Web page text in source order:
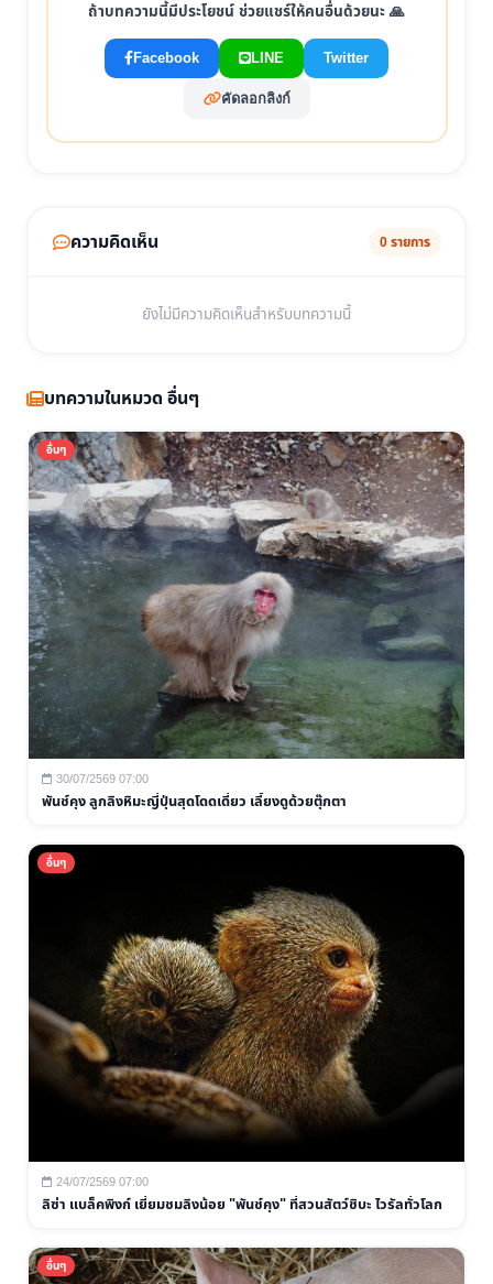
ถ้าบทความนี้มีประโยชน์ ช่วยแชร์ให้คนอื่นด้วยนะ 🙏
Facebook LINE Twitter
คัดลอกลิงก์
ความคิดเห็น 0 รายการ
ยังไม่มีความคิดเห็นสำหรับบทความนี้
บทความในหมวด อื่นๆ
อื่นๆ
30/07/2569 07:00
พันช์คุง ลูกลิงหิมะญี่ปุ่นสุดโดดเดี่ยว เลี้ยงดูด้วยตุ๊กตา
อื่นๆ
24/07/2569 07:00
ลิซ่า แบล็คพิงก์ เยี่ยมชมลิงน้อย "พันช์คุง" ที่สวนสัตว์ชิบะ ไวรัลทั่วโลก
อื่นๆ